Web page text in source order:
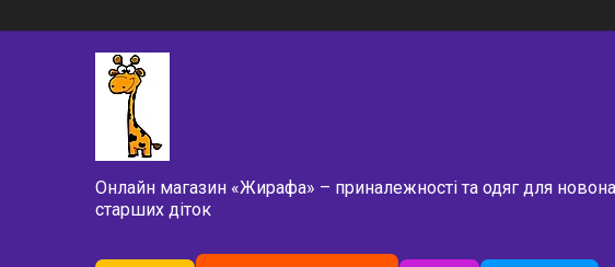
Онлайн магазин «Жирафа» – приналежності та одяг для
старших діток